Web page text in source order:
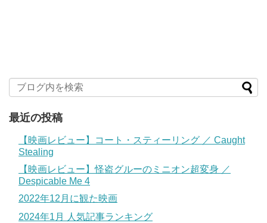
最近の投稿
【映画レビュー】コート・スティーリング ／ Caught
Stealing
【映画レビュー】怪盗グルーのミニオン超変身 ／
Despicable Me 4
2022年12月に観た映画
2024年1月 人気記事ランキング